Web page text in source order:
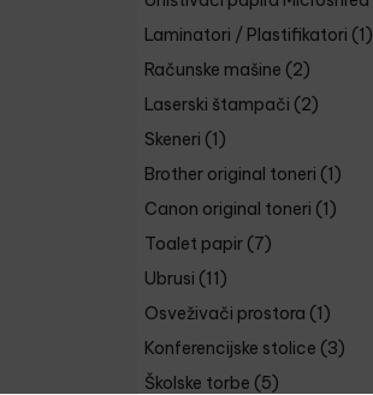
Laminatori / Plastifikatori (1)
Računske mašine (2)
Laserski štampači (2)
Skeneri (1)
Brother original toneri (1)
Canon original toneri (1)
Toalet papir (7)
Ubrusi (11)
Osveživači prostora (1)
Konferencijske stolice (3)
Školske torbe (5)